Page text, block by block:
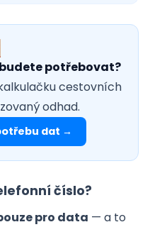
potřebovat?
cestovních
odhad.
dat →
číslo?
pro data — a to